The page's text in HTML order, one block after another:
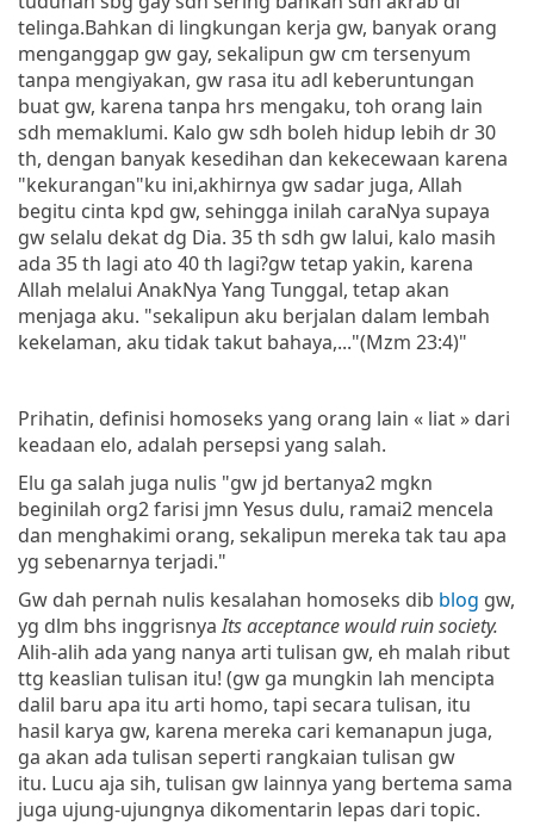
telinga.Bahkan di lingkungan kerja gw, banyak orang
menganggap gw gay, sekalipun gw cm tersenyum
tanpa mengiyakan, gw rasa itu adl keberuntungan
buat gw, karena tanpa hrs mengaku, toh orang lain
sdh memaklumi. Kalo gw sdh boleh hidup lebih dr 30
th, dengan banyak kesedihan dan kekecewaan karena
"kekurangan"ku ini,akhirnya gw sadar juga, Allah
begitu cinta kpd gw, sehingga inilah caraNya supaya
gw selalu dekat dg Dia. 35 th sdh gw lalui, kalo masih
ada 35 th lagi ato 40 th lagi?gw tetap yakin, karena
Allah melalui AnakNya Yang Tunggal, tetap akan
menjaga aku. "sekalipun aku berjalan dalam lembah
kekelaman, aku tidak takut bahaya,..."(Mzm 23:4)"
Prihatin, definisi homoseks yang orang lain « liat » dari
keadaan elo, adalah persepsi yang salah.
Elu ga salah juga nulis "gw jd bertanya2 mgkn
beginilah org2 farisi jmn Yesus dulu, ramai2 mencela
dan menghakimi orang, sekalipun mereka tak tau apa
yg sebenarnya terjadi."
Gw dah pernah nulis kesalahan homoseks dib blog gw,
yg dlm bhs inggrisnyaIts acceptance would ruin society.
Alih-alih ada yang nanya arti tulisan gw, eh malah ribut
ttg keaslian tulisan itu! (gw ga mungkin lah mencipta
dalil baru apa itu arti homo, tapi secara tulisan, itu
hasil karya gw, karena mereka cari kemanapun juga,
ga akan ada tulisan seperti rangkaian tulisan gw
itu. Lucu aja sih, tulisan gw lainnya yang bertema sama
juga ujung-ujungnya dikomentarin lepas dari topic.